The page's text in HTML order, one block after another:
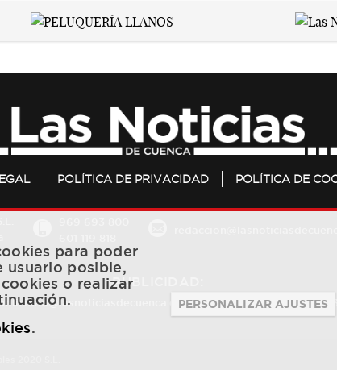
POLÍTICA DE PRIVACIDAD POLÍTICA DE
PUBLICIDAD:
684 126 573 / 670 726
para poder
usuario posible,
o realizar
.
PERSONALIZAR AJUSTES